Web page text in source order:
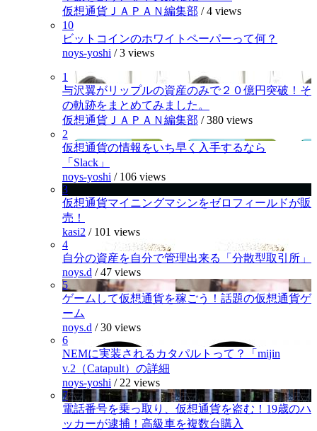
仮想通貨ＪＡＰＡＮ編集部 /4 views
10
ビットコインのホワイトペーパーって何？
noys-yoshi /3 views
1
与沢翼がリップルの資産のみで２０億円突破！そ
の軌跡をまとめてみました。
仮想通貨ＪＡＰＡＮ編集部 /380 views
2
仮想通貨の情報をいち早く入手するなら
「Slack」
noys-yoshi / 106 views
3
仮想通貨マイニングマシンをゼロフィールドが販
売！
kasi2 / 101 views
4
自分の資産を自分で管理出来る「分散型取引所」
noys.d /47 views
5
ゲームして仮想通貨を稼ごう！話題の仮想通貨ゲ
ーム
noys.d /30 views
6
NEMに実装されるカタパルトって？「mijin
v.2（Catapult）の詳細
noys-yoshi / 22 views
7
電話番号を乗っ取り、仮想通貨を盗む！19歳のハ
ッカーが逮捕！高級車を複数台購入